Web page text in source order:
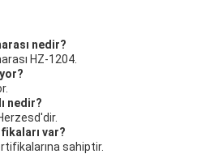
nedir?
HZ-1204.
nedir?
var?
sahiptir.